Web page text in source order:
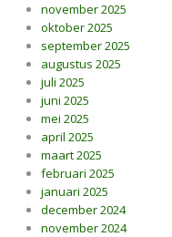
november 2025
oktober 2025
september 2025
augustus 2025
juli 2025
juni 2025
mei 2025
april 2025
maart 2025
februari 2025
januari 2025
december 2024
november 2024